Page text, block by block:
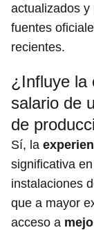
actualizados y
fuentes
recientes.
¿Influye la
salario de
de
Sí, la
significativa
instalaciones
que a mayor
acceso a